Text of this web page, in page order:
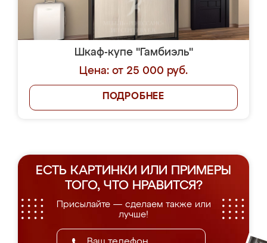
Шкаф-купе "Гамбиэль"
Цена: от 25 000 руб.
ПОДРОБНЕЕ
ЕСТЬ КАРТИНКИ ИЛИ ПРИМЕРЫ
ТОГО, ЧТО НРАВИТСЯ?
Присылайте — сделаем также или
лучше!